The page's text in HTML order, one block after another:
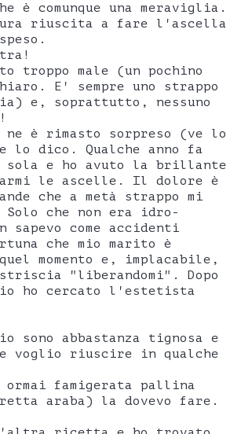
è comunque una meraviglia.
riuscita a fare l'ascella
troppo male (un pochino
E' sempre uno strappo
e, soprattutto, nessuno
ne è rimasto sorpreso (ve lo
lo dico. Qualche anno fa
sola e ho avuto la brillante
le ascelle. Il dolore è
che a metà strappo mi
Solo che non era idro-
sapevo come accidenti
che mio marito è
momento e, implacabile,
"liberandomi". Dopo
ho cercato l'estetista
sono abbastanza tignosa e
voglio riuscire in qualche
ormai famigerata pallina
araba) la dovevo fare.